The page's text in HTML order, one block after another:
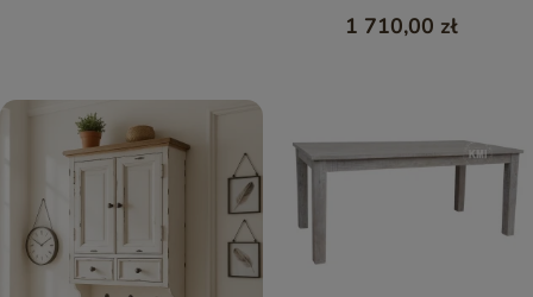
Drewniane
1 710,00 zł